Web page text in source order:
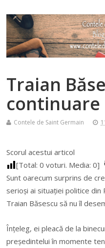
Traian
Contele de Saint Germain
Scorul acestui articol
[Total:0 voturi. Media:0]
Sunt oarecum surprins de
serioși ai situației politice din
Traian Băsescu să nu îl
Înțeleg, ei pleacă de la
președintelui în momente